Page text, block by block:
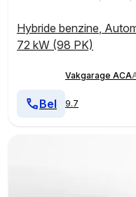
Hybride benzine,
72 kW (98 PK)
Vakgarage ACA
9.7
Bel